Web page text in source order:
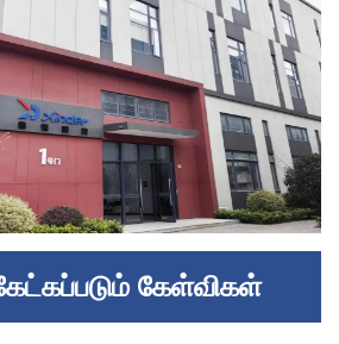
கேள்விகள்